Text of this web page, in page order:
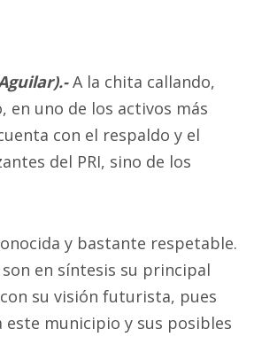
A la chita callando,
en uno de los activos más
con el respaldo y el
del PRI, sino de los
y bastante respetable.
en síntesis su principal
su visión futurista, pues
este municipio y sus posibles